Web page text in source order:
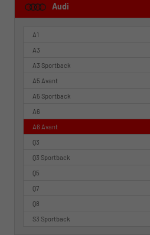
Audi
A1
A3
A3 Sportback
A5 Avant
A5 Sportback
A6
A6 Avant
Q3
Q3 Sportback
Q5
Q7
Q8
S3 Sportback